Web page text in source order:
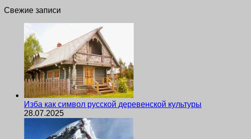
Свежие записи
Изба как символ русской деревенской культуры
28.07.2025